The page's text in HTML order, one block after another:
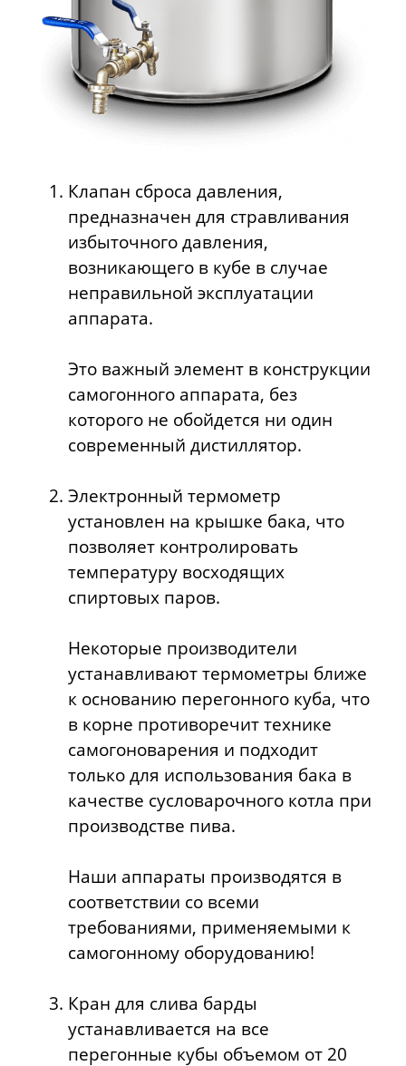
Клапан сброса давления,
предназначен для стравливания
избыточного давления,
возникающего в кубе в случае
неправильной эксплуатации
аппарата.
Это важный элемент в конструкции
самогонного аппарата, без
которого не обойдется ни один
современный дистиллятор.
Электронный термометр
установлен на крышке бака, что
позволяет контролировать
температуру восходящих
спиртовых паров.
Некоторые производители
устанавливают термометры ближе
к основанию перегонного куба, что
в корне противоречит технике
самогоноварения и подходит
только для использования бака в
качестве сусловарочного котла при
производстве пива.
Наши аппараты производятся в
соответствии со всеми
требованиями, применяемыми к
самогонному оборудованию!
Кран для слива барды
устанавливается на все
перегонные кубы объемом от 20